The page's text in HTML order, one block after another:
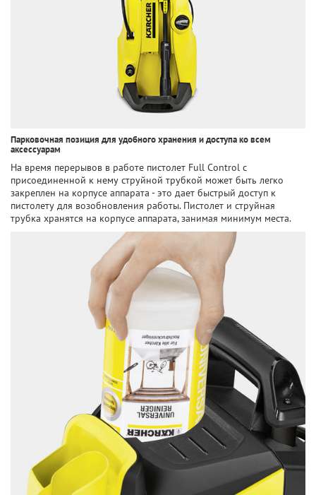
Парковочная позиция для удобного хранения и доступа ко всем
аксессуарам
На время перерывов в работе пистолет Full Control с
присоединенной к нему струйной трубкой может быть легко
закреплен на корпусе аппарата - это дает быстрый доступ к
пистолету для возобновления работы. Пистолет и струйная
трубка хранятся на корпусе аппарата, занимая минимум места.